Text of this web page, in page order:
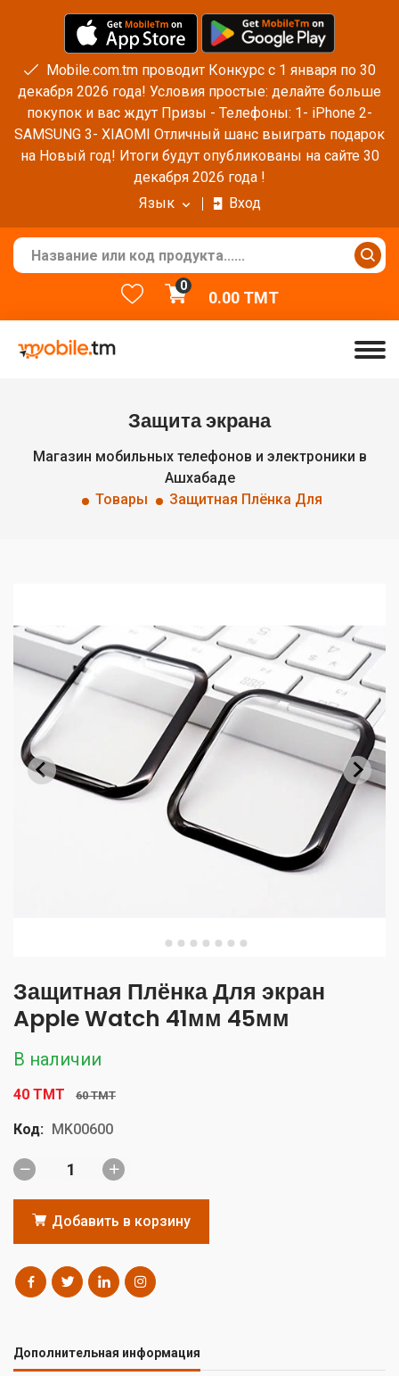
Mobile.com.tm проводит Конкурс с 1 января по 30
декабря 2026 года! Условия простые: делайте больше
покупок и вас ждут Призы - Телефоны: 1- iPhone 2-
SAMSUNG 3- XIAOMI Отличный шанс выиграть подарок
на Новый год! Итоги будут опубликованы на сайте 30
декабря 2026 года !
Язык
Вход
0
0.00TMT
Защита экрана
Магазин мобильных телефонов и электроники в
Ашхабаде
Товары
Защитная Плёнка Для
Защитная Плёнка Для экран
Apple Watch 41мм 45мм
В наличии
40 TMT 60 TMT
Код: MK00600
Добавить в корзину
Дополнительная информация